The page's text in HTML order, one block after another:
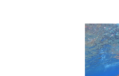
3.クジラとの距離と泳ぎ方
クジラの観察は水面から
示がある場合を除き、ク
できなくなる場合が多い